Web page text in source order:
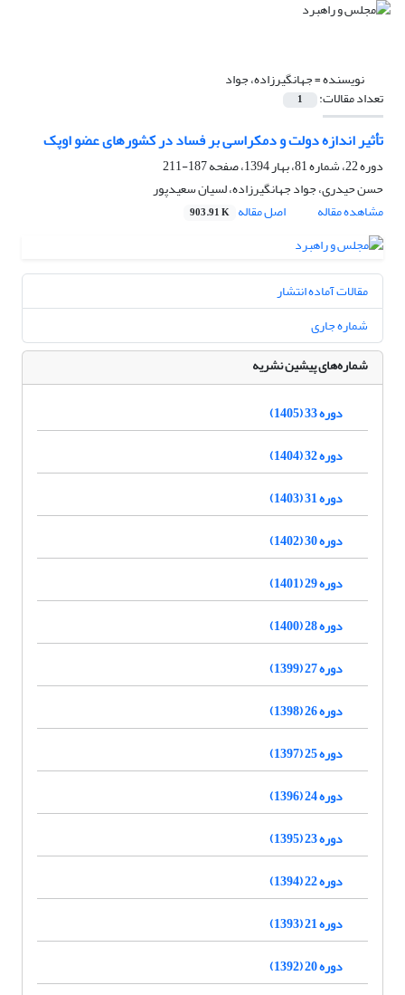
نویسنده =جهانگیرزاده، جواد
تعداد مقالات: 1
تأثیر اندازه دولت و دمکراسی بر فساد در کشورهای عضو اوپک
دوره 22، شماره 81، بهار 1394، صفحه
187-211
حسن حیدری، جواد جهانگیرزاده، لسیان سعیدپور
مشاهده مقاله
اصل مقاله 903.91 K
مقالات آماده انتشار
شماره جاری
شماره‌های پیشین نشریه
دوره 33 (1405)
دوره 32 (1404)
دوره 31 (1403)
دوره 30 (1402)
دوره 29 (1401)
دوره 28 (1400)
دوره 27 (1399)
دوره 26 (1398)
دوره 25 (1397)
دوره 24 (1396)
دوره 23 (1395)
دوره 22 (1394)
دوره 21 (1393)
دوره 20 (1392)